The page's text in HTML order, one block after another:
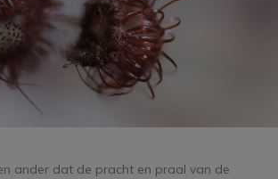
ander dat de pracht en praal van de